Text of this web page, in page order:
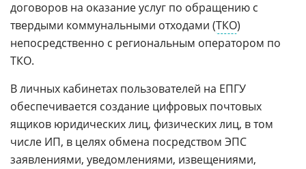
договоров на оказание услуг по обращению с
твердыми коммунальными отходами (ТКО)
непосредственно с региональным оператором по
ТКО.
В личных кабинетах пользователей на ЕПГУ
обеспечивается создание цифровых почтовых
ящиков юридических лиц, физических лиц, в том
числе ИП, в целях обмена посредством ЭПС
заявлениями, уведомлениями, извещениями,